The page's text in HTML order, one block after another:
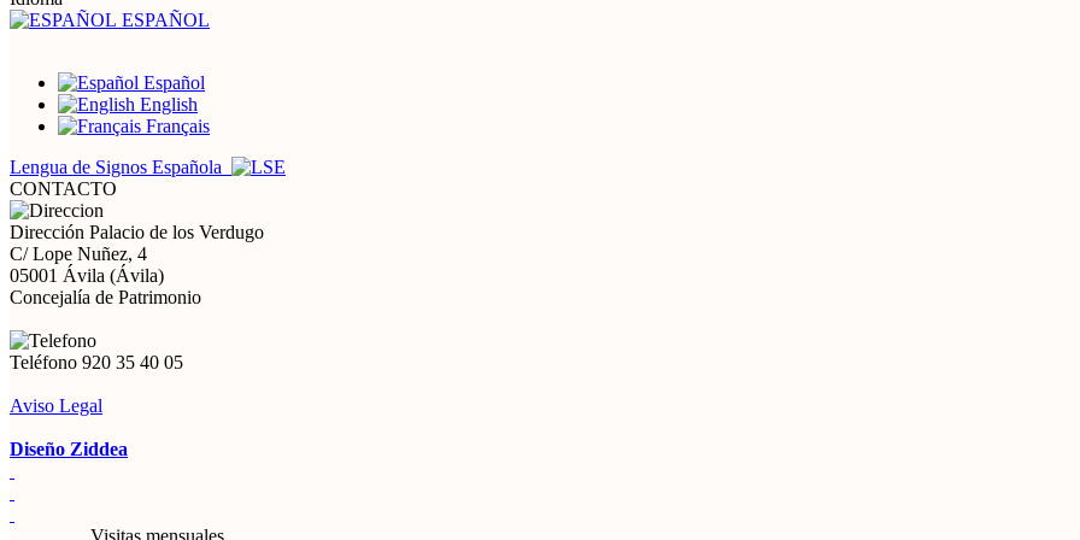
ESPAÑOL
Español
English
Français
Lengua de Signos Española
CONTACTO
Dirección Palacio de los Verdugo
C/ Lope Nuñez, 4
05001 Ávila (Ávila)
Concejalía de Patrimonio
Teléfono 920 35 40 05
Aviso Legal
Diseño Ziddea
Visitas mensuales